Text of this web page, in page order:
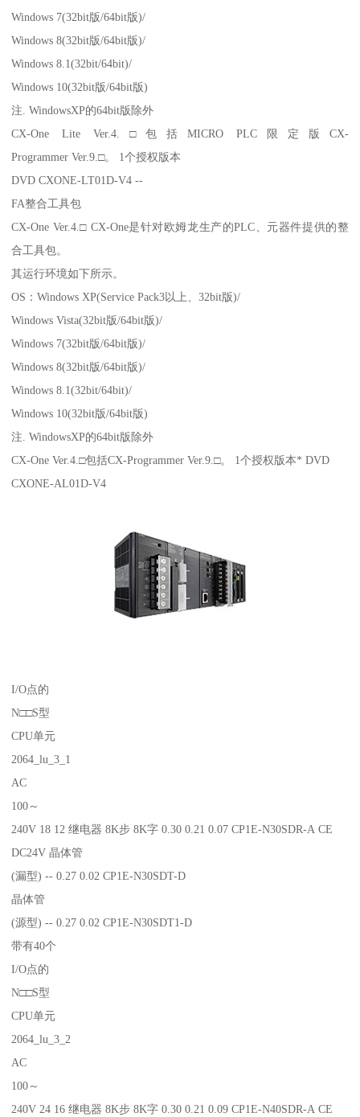
Windows 7(32bit版/64bit版)/
Windows 8(32bit版/64bit版)/
Windows 8.1(32bit/64bit)/
Windows 10(32bit版/64bit版)
注. WindowsXP的64bit版除外
CX-One Lite Ver.4.□包括MICRO PLC限定版CX-
Programmer Ver.9.□。 1个授权版本
DVD CXONE-LT01D-V4 --
FA整合工具包
CX-One Ver.4.□ CX-One是针对欧姆龙生产的PLC、元器件提供的整
合工具包。
其运行环境如下所示。
OS：Windows XP(Service Pack3以上、32bit版)/
Windows Vista(32bit版/64bit版)/
Windows 7(32bit版/64bit版)/
Windows 8(32bit版/64bit版)/
Windows 8.1(32bit/64bit)/
Windows 10(32bit版/64bit版)
注. WindowsXP的64bit版除外
CX-One Ver.4.□包括CX-Programmer Ver.9.□。 1个授权版本* DVD
CXONE-AL01D-V4
I/O点的
N□□S型
CPU单元
2064_lu_3_1
AC
100～
240V 18 12 继电器 8K步 8K字 0.30 0.21 0.07 CP1E-N30SDR-A CE
DC24V 晶体管
(漏型) -- 0.27 0.02 CP1E-N30SDT-D
晶体管
(源型) -- 0.27 0.02 CP1E-N30SDT1-D
带有40个
I/O点的
N□□S型
CPU单元
2064_lu_3_2
AC
100～
240V 24 16 继电器 8K步 8K字 0.30 0.21 0.09 CP1E-N40SDR-A CE